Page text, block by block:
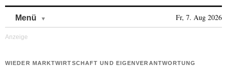
Menü Fr, 7. Aug 2026
WIEDER MARKTWIRTSCHAFT UND EIGENVERANTWORTUNG